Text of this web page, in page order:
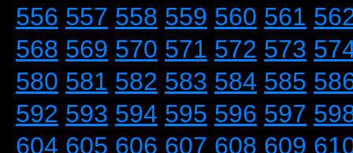
556 557 558 559 560 561
568 569 570 571 572 573
580 581 582 583 584 585
592 593 594 595 596 597
604 605 606 607 608 609